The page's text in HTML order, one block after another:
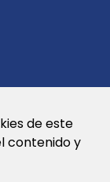
de la
de este
contenido y